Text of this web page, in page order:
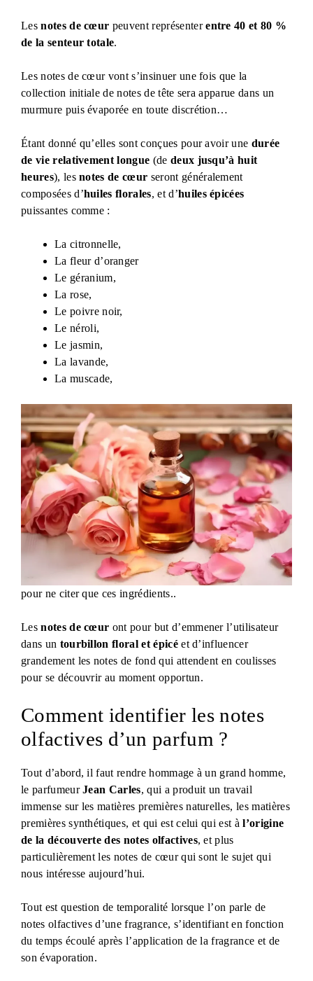
Lesnotes de cœur peuvent représenterentre 40 et 80 %
de la senteur totale.
Les notes de cœur vont s’insinuer une fois que la
collection initiale de notes de tête sera apparue dans un
murmure puis évaporée en toute discrétion…
Étant donné qu’elles sont conçues pour avoir une durée
de vie relativement longue (de deux jusqu’à huit
heures), lesnotes de cœur seront généralement
composées d’huiles florales, et d’huiles épicées
puissantes comme :
La citronnelle,
La fleur d’oranger
Le géranium,
La rose,
Le poivre noir,
Le néroli,
Le jasmin,
La lavande,
La muscade,
pour ne citer que ces ingrédients..
Lesnotes de cœur ont pour but d’emmener l’utilisateur
dans un tourbillon floral et épicéet d’influencer
grandement les notes de fond qui attendent en coulisses
pour se découvrir au moment opportun.
Comment identifier les notes
olfactives d’un parfum ?
Tout d’abord, il faut rendre hommage à un grand homme,
le parfumeurJean Carles, qui a produit un travail
immense sur les matières premières naturelles, les matières
premières synthétiques, et qui est celui qui est àl’origine
de la découverte des notes olfactives, et plus
particulièrement les notes de cœur qui sont le sujet qui
nous intéresse aujourd’hui.
Tout est question de temporalité lorsque l’on parle de
notes olfactives d’une fragrance, s’identifiant en fonction
du temps écoulé après l’application de la fragrance et de
son évaporation.